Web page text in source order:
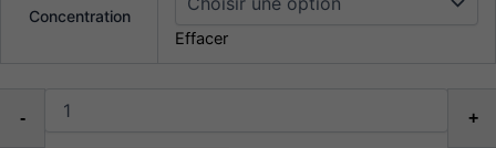
Concentration
Effacer
- +